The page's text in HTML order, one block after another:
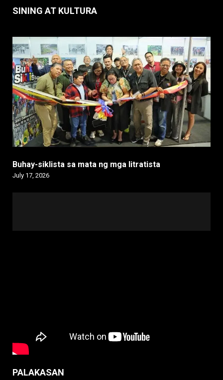
SINING AT KULTURA
Buhay-siklista sa mata ng mga litratista
July 17, 2026
PALAKASAN